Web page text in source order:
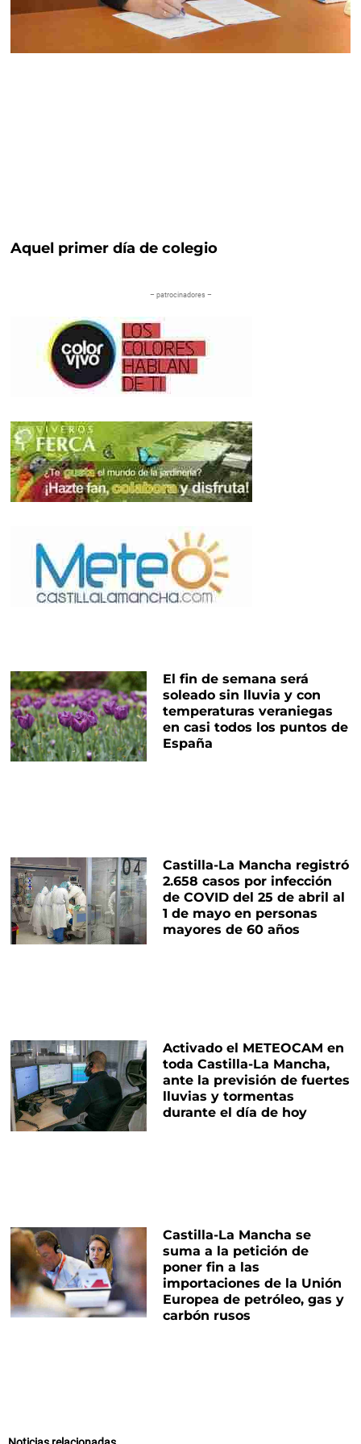
Aquel primer día de colegio
– patrocinadores –
El fin de semana será
soleado sin lluvia y con
temperaturas veraniegas
en casi todos los puntos de
España
Castilla-La Mancha registró
2.658 casos por infección
de COVID del 25 de abril al
1 de mayo en personas
mayores de 60 años
Activado el METEOCAM en
toda Castilla-La Mancha,
ante la previsión de fuertes
lluvias y tormentas
durante el día de hoy
Castilla-La Mancha se
suma a la petición de
poner fin a las
importaciones de la Unión
Europea de petróleo, gas y
carbón rusos